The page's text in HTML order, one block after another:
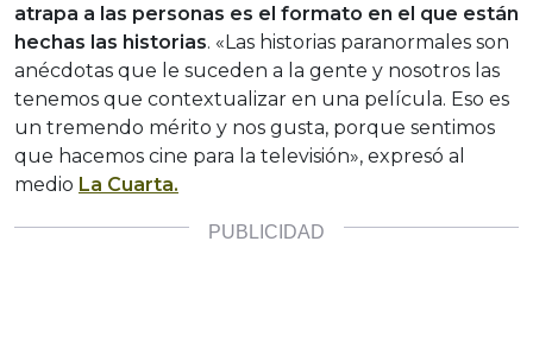
atrapa a las personas es el formato en el que están
hechas las historias. «Las historias paranormales son
anécdotas que le suceden a la gente y nosotros las
tenemos que contextualizar en una película. Eso es
un tremendo mérito y nos gusta, porque sentimos
que hacemos cine para la televisión», expresó al
medio La Cuarta.